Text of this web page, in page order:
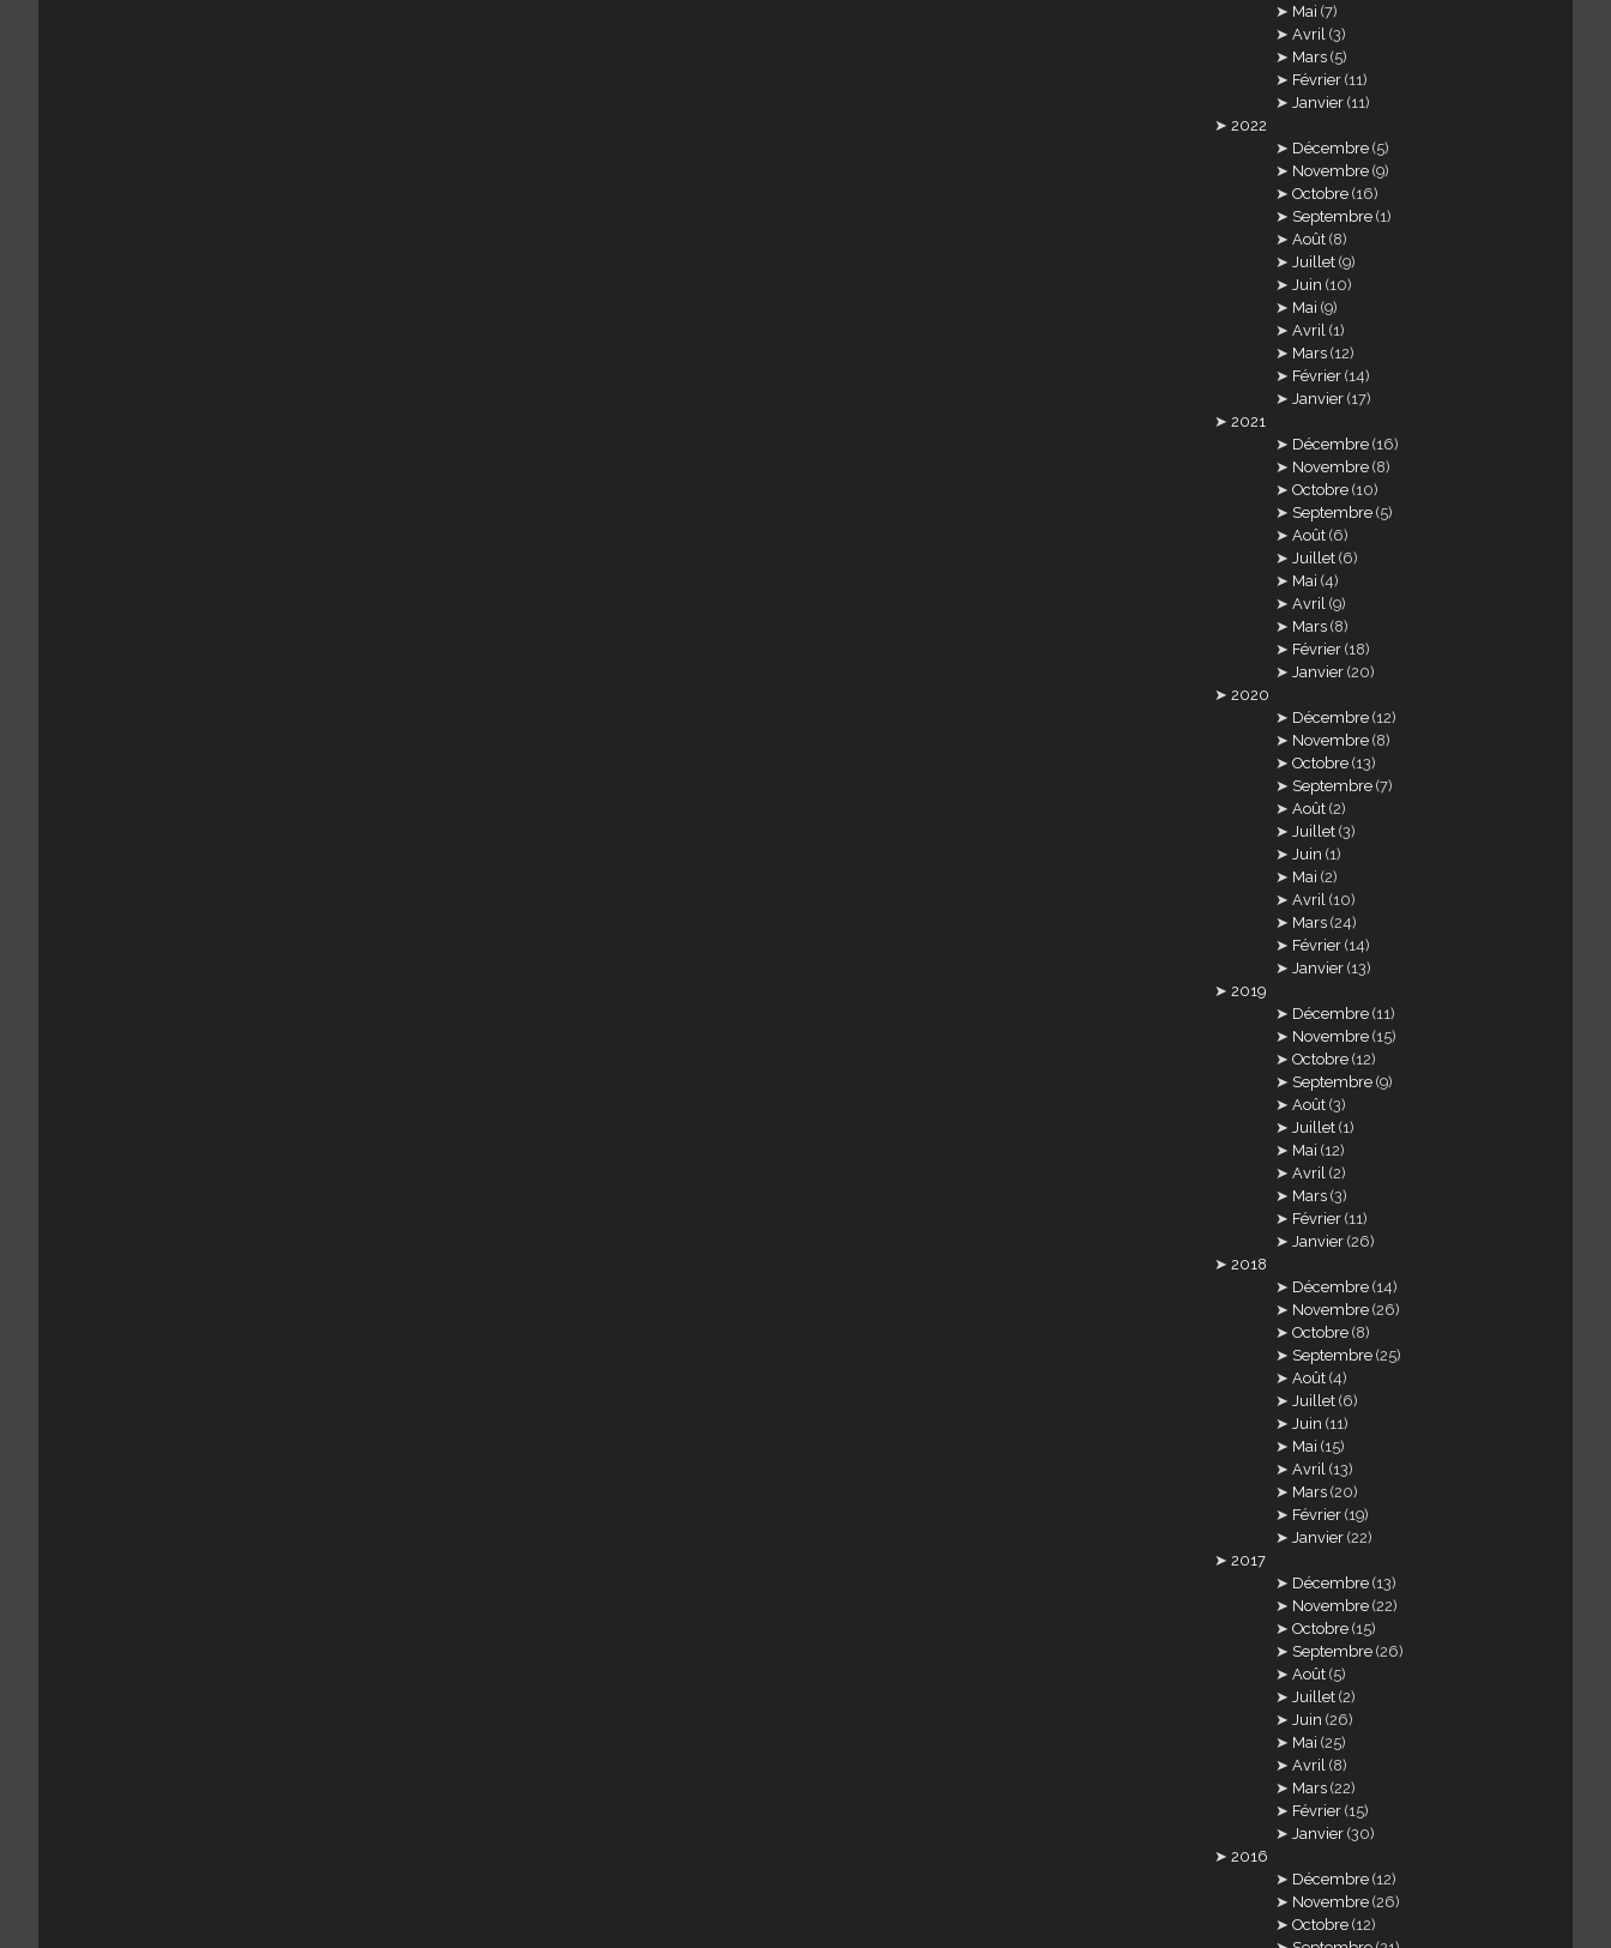
Mai (7)
Avril (3)
Mars (5)
Février (11)
Janvier (11)
2022
Décembre (5)
Novembre (9)
Octobre (16)
Septembre (1)
Août (8)
Juillet (9)
Juin (10)
Mai (9)
Avril (1)
Mars (12)
Février (14)
Janvier (17)
2021
Décembre (16)
Novembre (8)
Octobre (10)
Septembre (5)
Août (6)
Juillet (6)
Mai (4)
Avril (9)
Mars (8)
Février (18)
Janvier (20)
2020
Décembre (12)
Novembre (8)
Octobre (13)
Septembre (7)
Août (2)
Juillet (3)
Juin (1)
Mai (2)
Avril (10)
Mars (24)
Février (14)
Janvier (13)
2019
Décembre (11)
Novembre (15)
Octobre (12)
Septembre (9)
Août (3)
Juillet (1)
Mai (12)
Avril (2)
Mars (3)
Février (11)
Janvier (26)
2018
Décembre (14)
Novembre (26)
Octobre (8)
Septembre (25)
Août (4)
Juillet (6)
Juin (11)
Mai (15)
Avril (13)
Mars (20)
Février (19)
Janvier (22)
2017
Décembre (13)
Novembre (22)
Octobre (15)
Septembre (26)
Août (5)
Juillet (2)
Juin (26)
Mai (25)
Avril (8)
Mars (22)
Février (15)
Janvier (30)
2016
Décembre (12)
Novembre (26)
Octobre (12)